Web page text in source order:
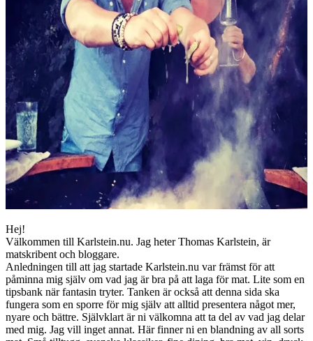
Hej!
Välkommen till Karlstein.nu. Jag heter Thomas Karlstein, är
matskribent och bloggare.
Anledningen till att jag startade Karlstein.nu var främst för att
påminna mig själv om vad jag är bra på att laga för mat. Lite som en
tipsbank när fantasin tryter. Tanken är också att denna sida ska
fungera som en sporre för mig själv att alltid presentera något mer,
nyare och bättre. Självklart är ni välkomna att ta del av vad jag delar
med mig. Jag vill inget annat. Här finner ni en blandning av all sorts